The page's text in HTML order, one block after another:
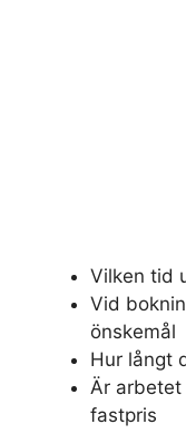
Vilken tid
Vid
önskemål
Hur långt
Är
fastpris